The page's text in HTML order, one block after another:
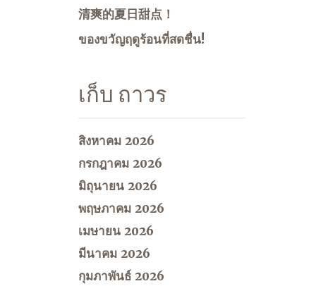
清爽的夏日甜点！
ของขวัญฤดูร้อนที่สดชื่น!
เก็บ ถาวร
สิงหาคม 2026
กรกฎาคม 2026
มิถุนายน 2026
พฤษภาคม 2026
เมษายน 2026
มีนาคม 2026
กุมภาพันธ์ 2026